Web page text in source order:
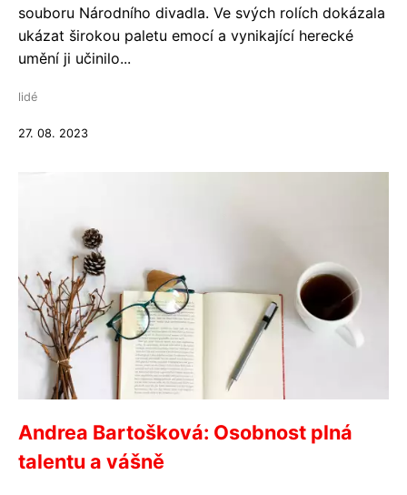
souboru Národního divadla. Ve svých rolích dokázala
ukázat širokou paletu emocí a vynikající herecké
umění ji učinilo...
lidé
27. 08. 2023
Andrea Bartošková: Osobnost plná
talentu a vášně